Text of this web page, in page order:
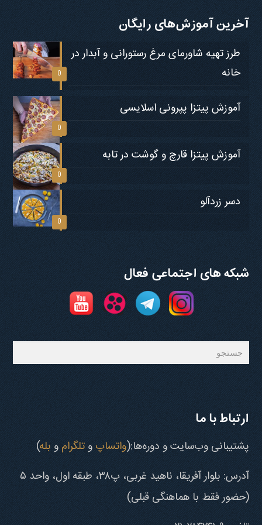
آخرین آموزش‌های رایگان
0
طرز تهیه شاورمای مرغ رستورانی و آبدار در
خانه
0
آموزش پیتزا پپرونی اسلایسی
0
آموزش پیتزا قارچ و گوشت در تابه
0
دسر زردآلو
شبکه های اجتماعی فعال
جستجو
ارتباط با ما
پشتیبانی وب‌سایت و دوره‌ها:(واتساپ وتلگرام و بله)
آدرس: بلوار آفریقا، ناهید غربی، پ۳۸، طبقه اول، واحد ۵
(حضور فقط با هماهنگی قبلی)